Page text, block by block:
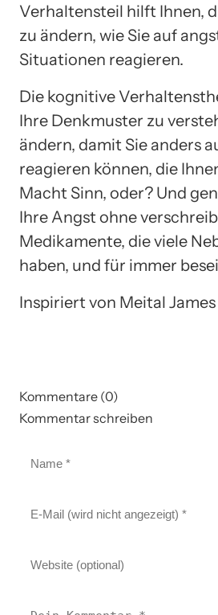
Verhaltensteil hilft Ihnen,
zu ändern, wie Sie auf
Situationen reagieren.
Die kognitive
Ihre Denkmuster zu
ändern, damit Sie anders
reagieren können, die
Macht Sinn, oder? Und
Ihre Angst ohne
Medikamente, die viele
haben, und für immer
Inspiriert von Meital James
Kommentare (0)
Kommentar schreiben